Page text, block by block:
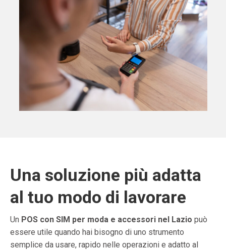
Una soluzione più adatta
al tuo modo di lavorare
Un POS con SIM per moda e accessori nel Lazio può
essere utile quando hai bisogno di uno strumento
semplice da usare, rapido nelle operazioni e adatto al